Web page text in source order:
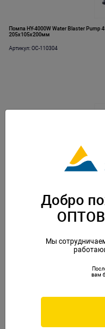
Помпа HY-4000W Water Blaster Pump
205х105х200мм
Артикул: OC-110304
55Вт, КПД97%Добро
Мы
вам